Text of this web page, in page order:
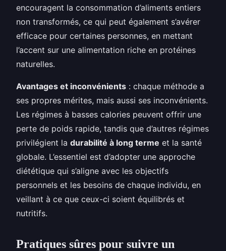
encouragent la consommation d’aliments entiers
non transformés, ce qui peut également s’avérer
efficace pour certaines personnes, en mettant
l’accent sur une alimentation riche en protéines
naturelles.
Avantages et inconvénients : chaque méthode a
ses propres mérites, mais aussi ses inconvénients.
Les régimes à basses calories peuvent offrir une
perte de poids rapide, tandis que d’autres régimes
privilégient la durabilité à long terme et la santé
globale. L’essentiel est d’adopter une approche
diététique qui s’aligne avec les objectifs
personnels et les besoins de chaque individu, en
veillant à ce que ceux-ci soient équilibrés et
nutritifs.
Pratiques sûres pour suivre un